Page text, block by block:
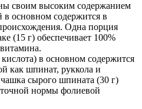
своим высоким содержанием
основном содержится в
Одна порция
(15 г) обеспечивает 100%
в основном содержится
как шпинат, руккола и
сырого шпината (30 г)
нормы фолиевой